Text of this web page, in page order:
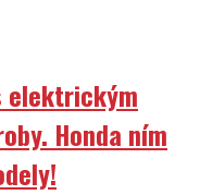
elektrickým
Honda ním